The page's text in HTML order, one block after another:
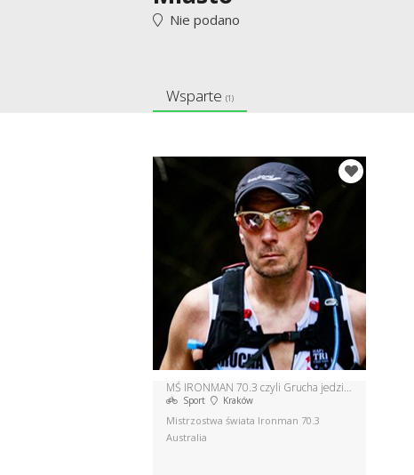
Nie podano
Wsparte (1)
MŚ IRONMAN 70.3 czyli Grucha jedzie do Australii !!!
Sport Kraków
Mistrzostwa świata Ironman 70.3
Australia